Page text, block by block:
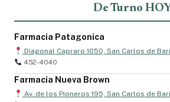
De Turno
Farmacia Patagonica
Diagonal Capraro 1050, San Carlos de
452-4040
Farmacia Nueva Brown
Av. de los Pioneros 195, San Carlos de